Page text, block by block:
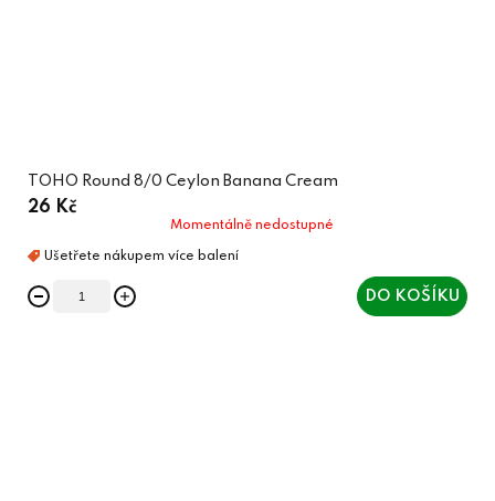
TOHO Round 8/0 Ceylon Banana Cream
26 Kč
Momentálně nedostupné
DO KOŠÍKU